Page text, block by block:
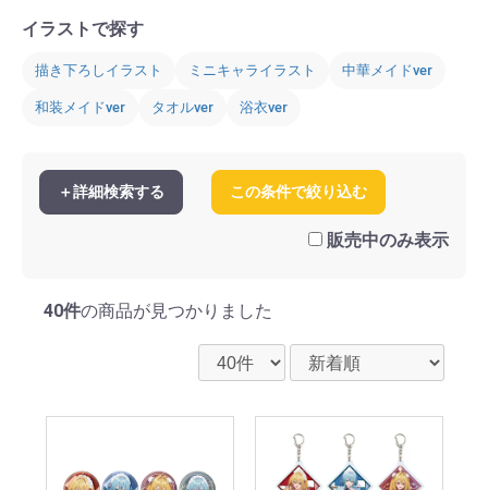
イラストで探す
描き下ろしイラスト ミニキャライラスト 中華メイドver
和装メイドver タオルver 浴衣ver
＋詳細検索する この条件で絞り込む
販売中のみ表示
40件の商品が見つかりました